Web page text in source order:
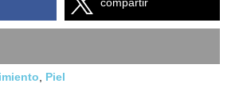
Piel